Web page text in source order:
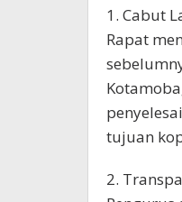
1. Cabut
Rapat
tujuan
2.